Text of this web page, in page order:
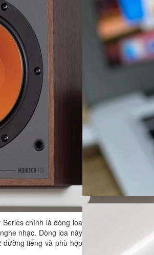
chính là dòng loa
nhạc. Dòng loa này
tiếng và phù hợp